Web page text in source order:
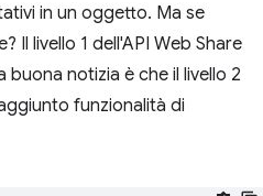
in un oggetto. Ma se
Il livello 1 dell'API Web Share
notizia è che il livello 2
funzionalità di